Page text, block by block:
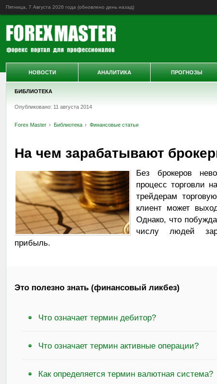
Пятница, 7 Августа 2026 года (обновлено день назад)
БИБЛИОТЕКА
Опубликовано: 11 августа 2014
Forex Master Библиотека Финансовые статьи
На чем зарабатывают
Без брокеров
процесс торговли
трейдерам
клиент может
Однако, что
числу людей
прибыль.
Это полезно знать (финансовый ликбез)
Что означает термин дебитор?
Что означает термин активные операции?
Как определяется термин валютная система?
НОВОСТИ АНАЛИТИКА ПРОГНОЗЫ